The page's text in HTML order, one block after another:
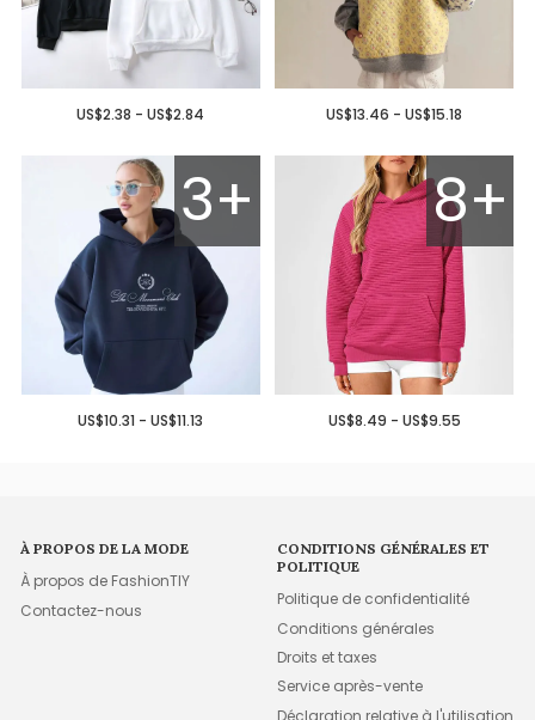
US$2.38 - US$2.84 US$13.46 - US$15.18
3+
US$10.31 - US$11.13
8+
US$8.49 - US$9.55
À PROPOS DE LA MODE
À propos de FashionTIY
Contactez-nous
CONDITIONS GÉNÉRALES ET
POLITIQUE
Politique de confidentialité
Conditions générales
Droits et taxes
Service après-vente
Déclaration relative à l'utilisation